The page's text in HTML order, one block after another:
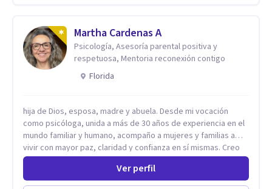
patrón cambie.Martha Cardenas A
Psicología, Asesoría parental positiva y
respetuosa, Mentoria reconexión contigo
Florida
hija de Dios, esposa, madre y abuela. Desde mi vocación
como psicóloga, unida a más de 30 años de experiencia en el
mundo familiar y humano, acompaño a mujeres y familias a
vivir con mayor paz, claridad y confianza en sí mismas. Creo
profundamente que la vida está hecha de etapas, y que cada
ciclo —personal, emocional, espiritual y familiar— trae
oportunidades de crecimiento. Por eso utilizo una
Ver perfil